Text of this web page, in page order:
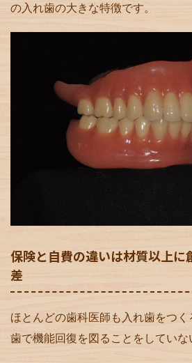
の入れ歯の大きな特徴です。
保険と自費の違いは材質以上に
差
ほとんどの歯科医師も入れ歯をつ
歯で機能回復を図ることをしていな